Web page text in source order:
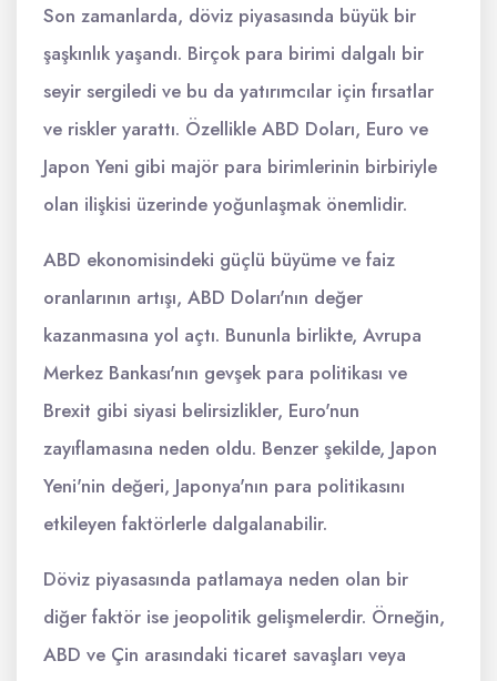
Son zamanlarda, döviz piyasasında büyük bir
şaşkınlık yaşandı. Birçok para birimi dalgalı bir
seyir sergiledi ve bu da yatırımcılar için fırsatlar
ve riskler yarattı. Özellikle ABD Doları, Euro ve
Japon Yeni gibi majör para birimlerinin birbiriyle
olan ilişkisi üzerinde yoğunlaşmak önemlidir.
ABD ekonomisindeki güçlü büyüme ve faiz
oranlarının artışı, ABD Doları'nın değer
kazanmasına yol açtı. Bununla birlikte, Avrupa
Merkez Bankası'nın gevşek para politikası ve
Brexit gibi siyasi belirsizlikler, Euro'nun
zayıflamasına neden oldu. Benzer şekilde, Japon
Yeni'nin değeri, Japonya'nın para politikasını
etkileyen faktörlerle dalgalanabilir.
Döviz piyasasında patlamaya neden olan bir
diğer faktör ise jeopolitik gelişmelerdir. Örneğin,
ABD ve Çin arasındaki ticaret savaşları veya